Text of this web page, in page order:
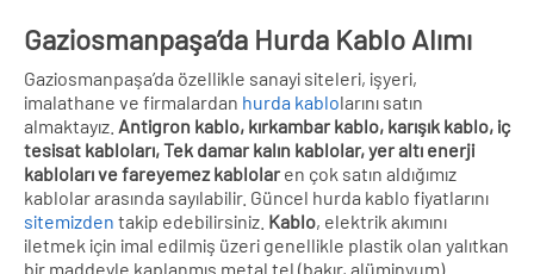
Gaziosmanpaşa’da Hurda Kablo Alımı
Gaziosmanpaşa’da özellikle sanayi siteleri, işyeri,
imalathane ve firmalardan hurda kablolarını satın
almaktayız. Antigron kablo, kırkambar kablo, karışık kablo, iç
tesisat kabloları, Tek damar kalın kablolar, yer altı enerji
kabloları ve fareyemez kablolar en çok satın aldığımız
kablolar arasında sayılabilir. Güncel hurda kablo fiyatlarını
sitemizden takip edebilirsiniz. Kablo, elektrik akımını
iletmek için imal edilmiş üzeri genellikle plastik olan yalıtkan
bir maddeyle kaplanmış metal tel (bakır, alüminyum)